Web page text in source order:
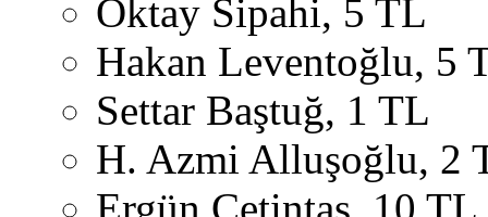
Oktay Sipahi, 5 TL
Hakan Leventoğlu, 5
Settar Baştuğ, 1 TL
H. Azmi Alluşoğlu, 2
Ergün Çetintaş, 10 TL